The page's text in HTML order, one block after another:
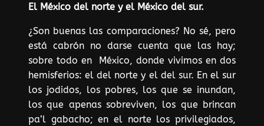
El México del norte y el México del sur.
¿Son buenas las comparaciones? No sé, pero
está cabrón no darse cuenta que las hay;
sobre todo en México, donde vivimos en dos
hemisferios: el del norte y el del sur. En el sur
los jodidos, los pobres, los que se inundan,
los que apenas sobreviven, los que brincan
pa’l gabacho; en el norte los privilegiados,